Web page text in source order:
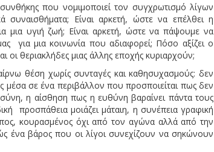
που νομιμοποιεί τον συγχρωτισμό λίγων
Είναι αρκετή, ώστε να επέλθει η
μια υγιή ζωή; Είναι αρκετή, ώστε να πάψουμε να
για μια κοινωνία που αδιαφορεί; Πόσο αξίζει ο
οι θεριακλήδες μιας άλλης εποχής κυριαρχούν;
θέση χωρίς συνταγές και καθησυχασμούς: δεν
σε ένα περιβάλλον που προσποιείται πως δεν
η αίσθηση πως η ευθύνη βαραίνει πάντα τους
προσπάθεια μοιάζει μάταιη, η συνέπεια γραφική
κουρασμένος όχι από τον αγώνα αλλά από την
ένα βάρος που οι λίγοι συνεχίζουν να σηκώνουν